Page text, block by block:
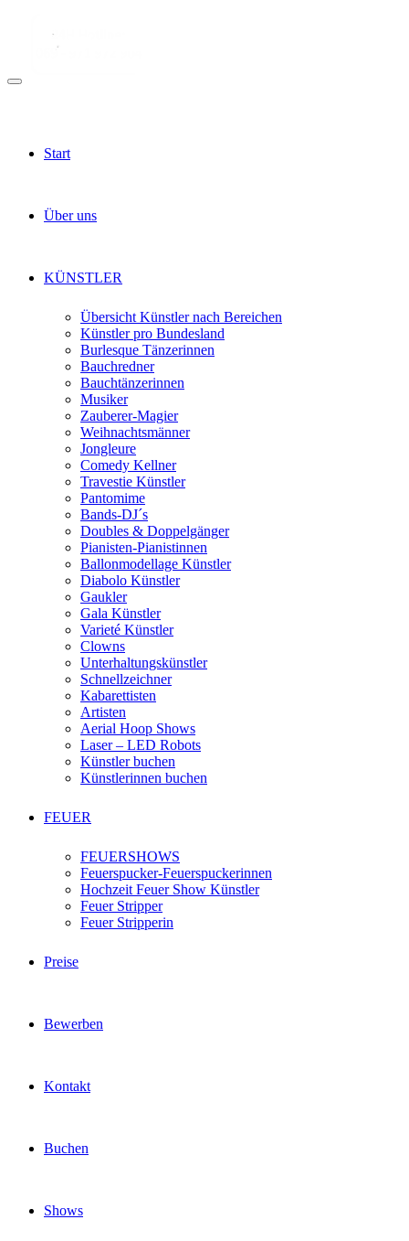
Start
Über uns
KÜNSTLER
Übersicht Künstler nach Bereichen
Künstler pro Bundesland
Burlesque Tänzerinnen
Bauchredner
Bauchtänzerinnen
Musiker
Zauberer-Magier
Weihnachtsmänner
Jongleure
Comedy Kellner
Travestie Künstler
Pantomime
Bands-DJ´s
Doubles & Doppelgänger
Pianisten-Pianistinnen
Ballonmodellage Künstler
Diabolo Künstler
Gaukler
Gala Künstler
Varieté Künstler
Clowns
Unterhaltungskünstler
Schnellzeichner
Kabarettisten
Artisten
Aerial Hoop Shows
Laser – LED Robots
Künstler buchen
Künstlerinnen buchen
FEUER
FEUERSHOWS
Feuerspucker-Feuerspuckerinnen
Hochzeit Feuer Show Künstler
Feuer Stripper
Feuer Stripperin
Preise
Bewerben
Kontakt
Buchen
Shows